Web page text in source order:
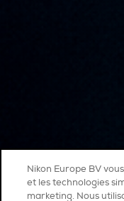
Nikon Europe BV
et les technologies
marketing. Nous